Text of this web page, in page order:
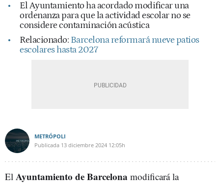
El Ayuntamiento ha acordado modificar una
ordenanza para que la actividad escolar no se
considere contaminación acústica
Relacionado: Barcelona reformará nueve patios
escolares hasta 2027
METRÓPOLI
Publicada 13 diciembre 2024 12:05h
El Ayuntamiento de Barcelona modificará la